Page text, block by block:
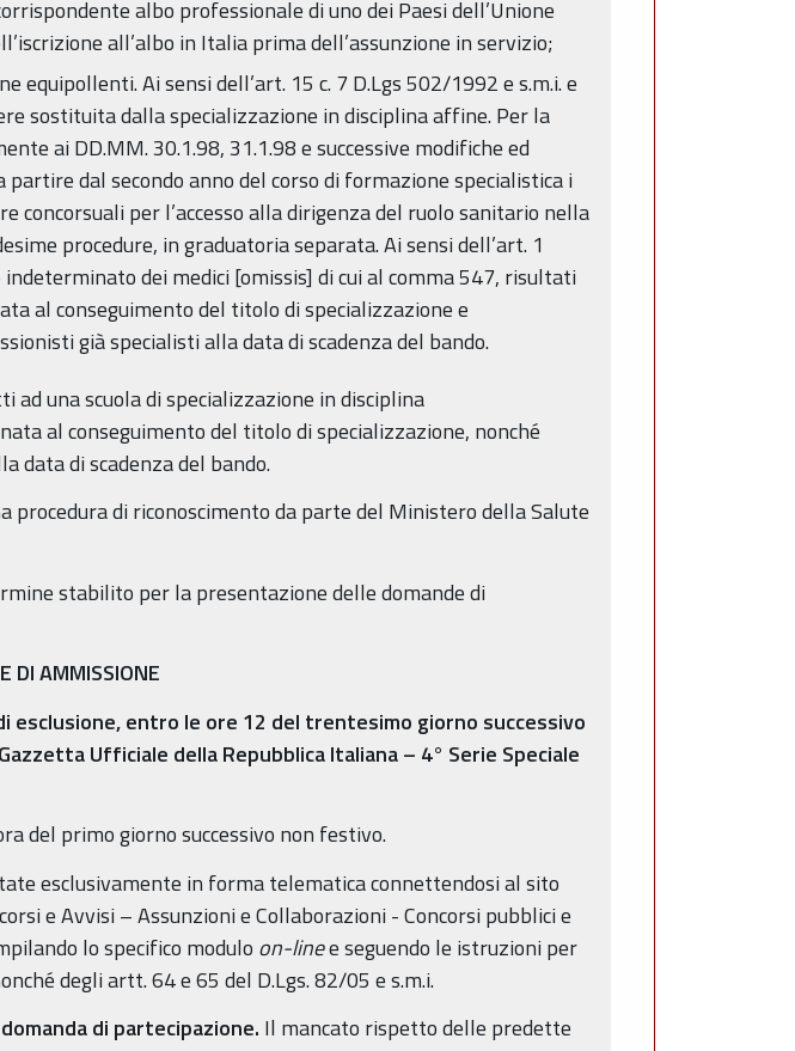
albo professionale di uno dei Paesi dell’Unione
all’albo in Italia prima dell’assunzione in servizio;
equipollenti. Ai sensi dell’art. 15 c. 7 D.Lgs 502/1992 e s.m.i. e
sostituita dalla specializzazione in disciplina affine. Per la
ai DD.MM. 30.1.98, 31.1.98 e successive modifiche ed
dal secondo anno del corso di formazione specialistica i
per l’accesso alla dirigenza del ruolo sanitario nella
procedure, in graduatoria separata. Ai sensi dell’art. 1
dei medici [omissis] di cui al comma 547, risultati
al conseguimento del titolo di specializzazione e
già specialisti alla data di scadenza del bando.
ad una scuola di specializzazione in disciplina
al conseguimento del titolo di specializzazione, nonché
data di scadenza del bando.
procedura di riconoscimento da parte del Ministero della Salute
stabilito per la presentazione delle domande di
DI AMMISSIONE
esclusione, entro le ore 12 del trentesimo giorno successivo
Ufficiale della Repubblica Italiana – 4° Serie Speciale
del primo giorno successivo non festivo.
esclusivamente in forma telematica connettendosi al sito
e Avvisi – Assunzioni e Collaborazioni - Concorsi pubblici e
lo specifico modulo on-linee seguendo le istruzioni per
degli artt. 64 e 65 del D.Lgs. 82/05 e s.m.i.
di partecipazione. Il mancato rispetto delle predette